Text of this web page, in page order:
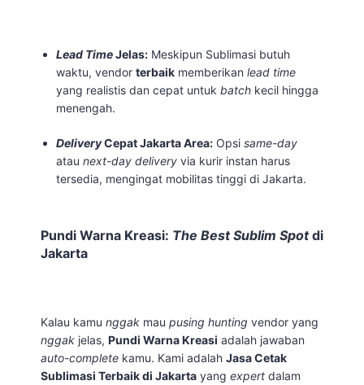
Lead TimeJelas: Meskipun Sublimasi butuh
waktu, vendorterbaik memberikanlead time
yang realistis dan cepat untukbatch kecil hingga
menengah.
DeliveryCepat Jakarta Area: Opsisame-day
ataunext-day delivery via kurir instan harus
tersedia, mengingat mobilitas tinggi di Jakarta.
Pundi Warna Kreasi: The Best Sublim Spotdi
Jakarta
Kalau kamu nggak mau pusing hunting vendor yang
nggak jelas, Pundi Warna Kreasi adalah jawaban
auto-complete kamu. Kami adalah Jasa Cetak
Sublimasi Terbaik di Jakarta yang expert dalam